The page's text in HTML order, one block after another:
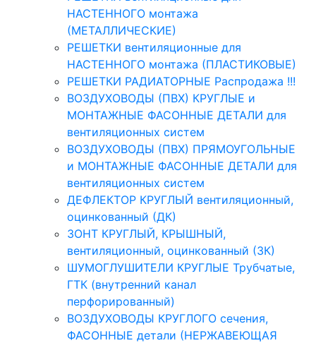
НАСТЕННОГО монтажа
(МЕТАЛЛИЧЕСКИЕ)
РЕШЕТКИ вентиляционные для
НАСТЕННОГО монтажа (ПЛАСТИКОВЫЕ)
РЕШЕТКИ РАДИАТОРНЫЕ Распродажа !!!
ВОЗДУХОВОДЫ (ПВХ) КРУГЛЫЕ и
МОНТАЖНЫЕ ФАСОННЫЕ ДЕТАЛИ для
вентиляционных систем
ВОЗДУХОВОДЫ (ПВХ) ПРЯМОУГОЛЬНЫЕ
и МОНТАЖНЫЕ ФАСОННЫЕ ДЕТАЛИ для
вентиляционных систем
ДЕФЛЕКТОР КРУГЛЫЙ вентиляционный,
оцинкованный (ДК)
ЗОНТ КРУГЛЫЙ, КРЫШНЫЙ,
вентиляционный, оцинкованный (ЗК)
ШУМОГЛУШИТЕЛИ КРУГЛЫЕ Трубчатые,
ГТК (внутренний канал
перфорированный)
ВОЗДУХОВОДЫ КРУГЛОГО сечения,
ФАСОННЫЕ детали (НЕРЖАВЕЮЩАЯ